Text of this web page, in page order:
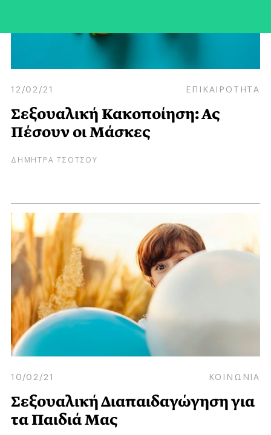
12/02/21 ΕΠΙΚΑΙΡΟΤΗΤΑ
Σεξουαλική Κακοποίηση: Ας
Πέσουν οι Μάσκες
ΔΗΜΗΤΡΑ ΤΣΟΤΣΟΥ
10/02/21 ΚΟΙΝΩΝΙΑ
Σεξουαλική Διαπαιδαγώγηση για
τα Παιδιά Μας